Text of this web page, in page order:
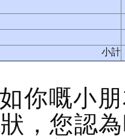
小計
如你嘅小
，您認